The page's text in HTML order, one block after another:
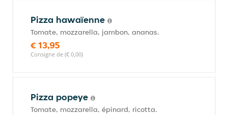
Pizza hawaïenne
Tomate, mozzarella, jambon, ananas.
€ 13,95
Consigne de (€ 0,00)
Pizza popeye
Tomate, mozzarella, épinard, ricotta.